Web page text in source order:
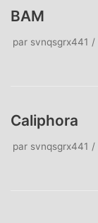
BAM
par svnqsgrx441
Caliphora
par svnqsgrx441